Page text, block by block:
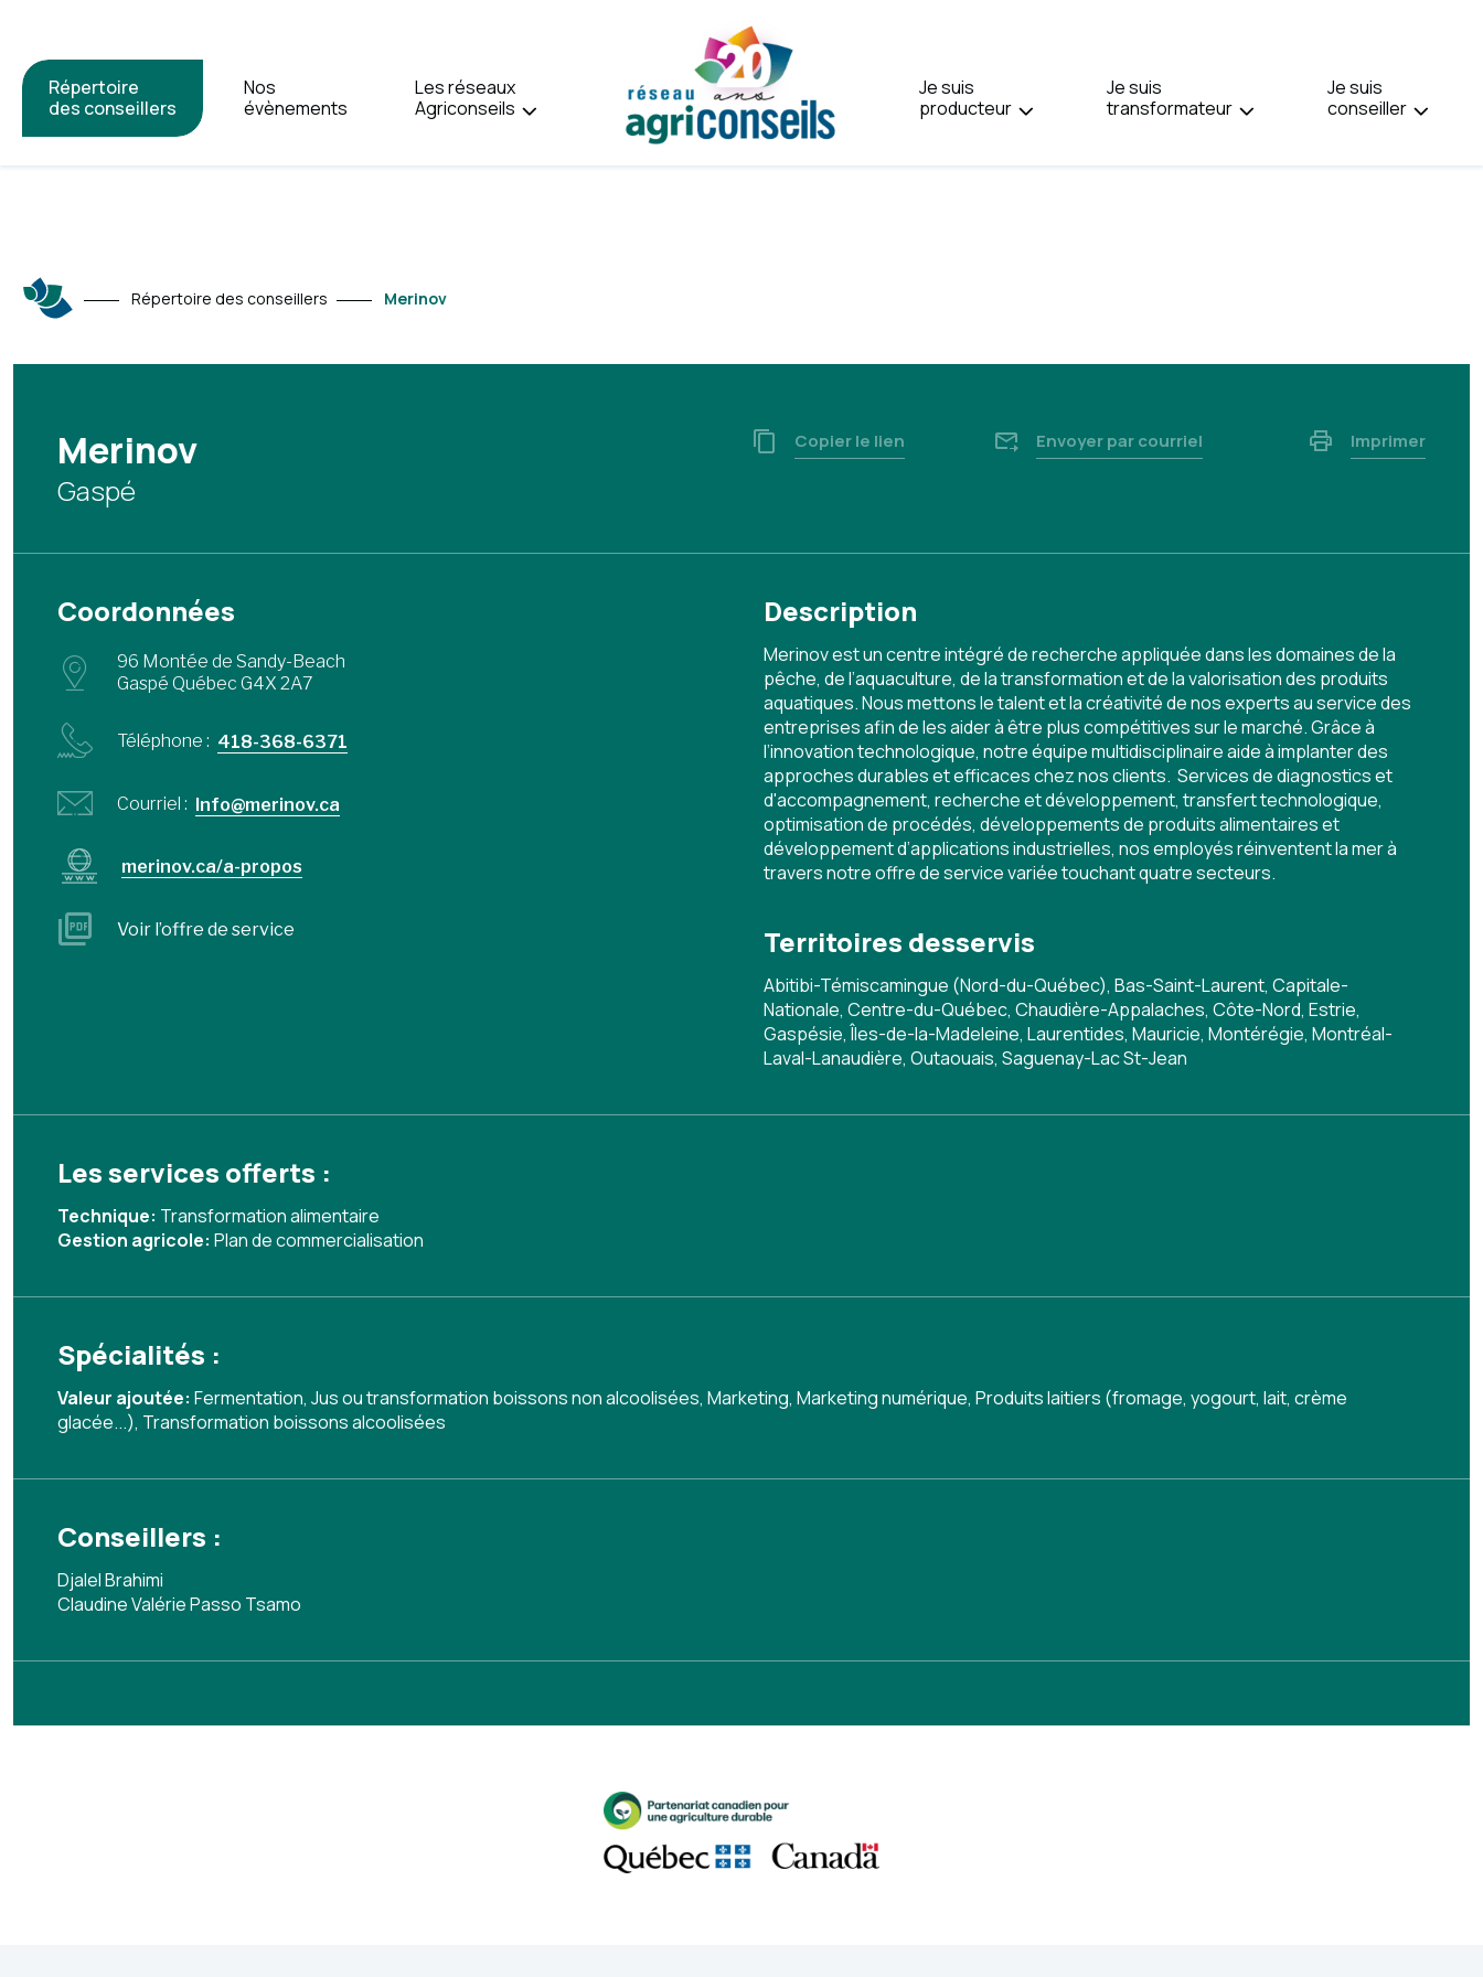
Répertoire
des conseillers
Nos
évènements
Les réseaux
Agriconseils
Je suis
producteur
Je suis
transformateur
Je suis
conseiller
ENGLISH.
Répertoire des conseillers Merinov
Merinov
Gaspé
Copier le lien Envoyer par courriel Imprimer
Coordonnées
96 Montée de Sandy-Beach
Gaspé Québec G4X 2A7
Téléphone : 418-368-6371
Courriel : Info@merinov.ca
merinov.ca/a-propos
Voir l’offre de service
Description
Merinov est un centre intégré de recherche appliquée dans les domaines de la
pêche, de l’aquaculture, de la transformation et de la valorisation des produits
aquatiques. Nous mettons le talent et la créativité de nos experts au service des
entreprises afin de les aider à être plus compétitives sur le marché. Grâce à
l’innovation technologique, notre équipe multidisciplinaire aide à implanter des
approches durables et efficaces chez nos clients. Services de diagnostics et
d'accompagnement, recherche et développement, transfert technologique,
optimisation de procédés, développements de produits alimentaires et
développement d’applications industrielles, nos employés réinventent la mer à
travers notre offre de service variée touchant quatre secteurs.
Territoires desservis
Abitibi-Témiscamingue (Nord-du-Québec), Bas-Saint-Laurent, Capitale-
Nationale, Centre-du-Québec, Chaudière-Appalaches, Côte-Nord, Estrie,
Gaspésie, Îles-de-la-Madeleine, Laurentides, Mauricie, Montérégie, Montréal-
Laval-Lanaudière, Outaouais, Saguenay-Lac St-Jean
Les services offerts :
Technique: Transformation alimentaire
Gestion agricole: Plan de commercialisation
Spécialités :
Valeur ajoutée: Fermentation, Jus ou transformation boissons non alcoolisées, Marketing, Marketing numérique, Produits laitiers (fromage, yogourt, lait, crème
glacée...), Transformation boissons alcoolisées
Conseillers :
Djalel Brahimi
Claudine Valérie Passo Tsamo